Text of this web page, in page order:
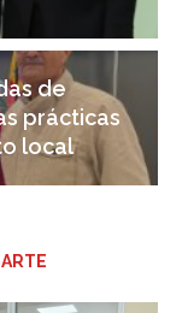
de
prácticas
local